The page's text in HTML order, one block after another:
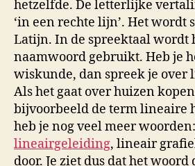
hetzelfde. De letterlijke
‘in een rechte lijn’. Het wordt
Latijn. In de spreektaal wordt
naamwoord gebruikt. Heb je
wiskunde, dan spreek je over
Als het gaat over huizen
bijvoorbeeld de term lineaire
heb je nog veel meer
lineairgeleiding, lineair
door. Je ziet dus dat het woord